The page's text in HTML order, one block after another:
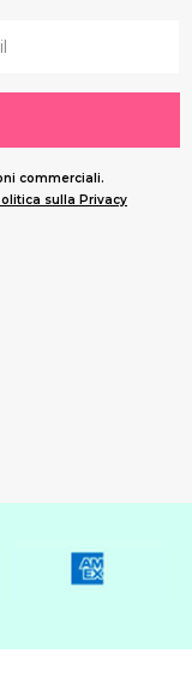
commerciali.
sulla Privacy